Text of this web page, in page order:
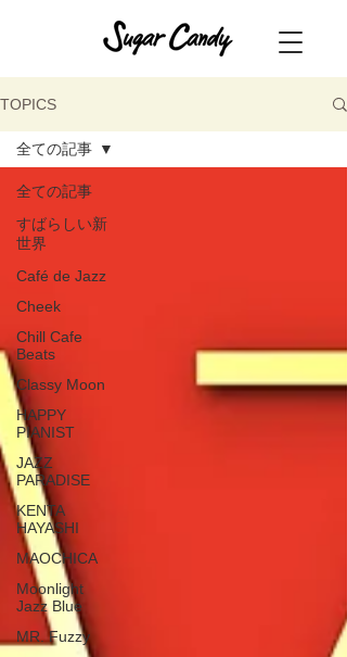
TOPICS
全ての記事
すばらしい新
世界
Café de Jazz
Cheek
Chill Cafe
Beats
Classy Moon
HAPPY
PIANIST
JAZZ
PARADISE
KENTA
HAYASHI
MAOCHICA
Moonlight
Jazz Blue
MR. Fuzzy
全ての記事